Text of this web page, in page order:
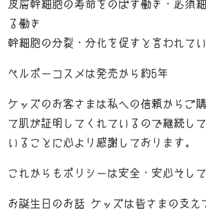
-お知らせ-
K’Z diary
Access
皮膚幹細胞の寿命をのばす働き・必須
る働き
幹細胞の分裂・分化を促すと言われて
ベルポーコスメは発売から約5年
ケッズのお客さまは私への信頼からご
て肌が証明してくれているので継続し
いることに心より感謝しております。
これからもポリシーは安全・安心そし
お誕生日のお話 ケッズは皆さまの支え